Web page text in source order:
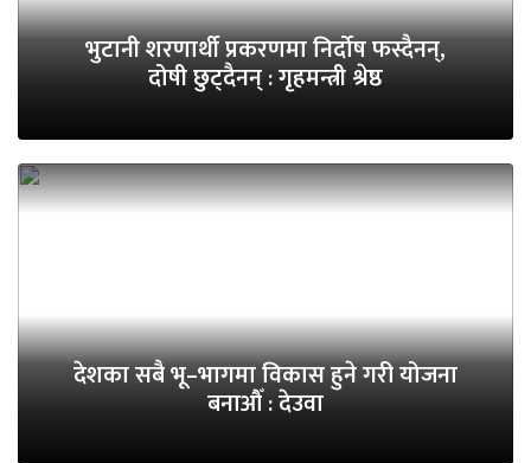
भुटानी शरणार्थी प्रकरणमा निर्दोष फस्दैनन्,
दोषी छुट्दैनन् : गृहमन्त्री श्रेष्ठ
देशका सबै भू–भागमा विकास हुने गरी योजना
बनाऔँ : देउवा